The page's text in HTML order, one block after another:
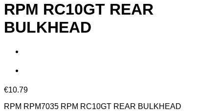
RPM RC10GT REAR
BULKHEAD
€10.79
RPM RPM7035 RPM RC10GT REAR BULKHEAD